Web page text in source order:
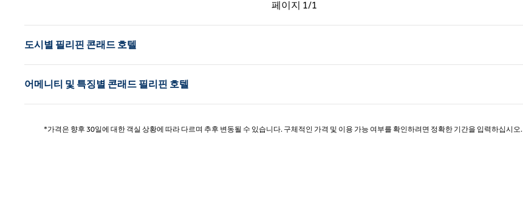
페이지 1/1
페이지 1/1
도시별 필리핀 콘래드 호텔
어메니티 및 특징별 콘래드 필리핀 호텔
*가격은 향후 30일에 대한 객실 상황에 따라 다르며 추후 변동될 수 있습니다. 구체적인 가격 및 이용 가능 여부를 확인하려면 정확한 기간을 입력하십시오.